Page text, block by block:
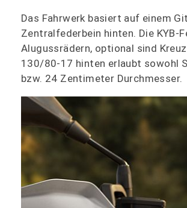
Das Fahrwerk basiert auf einem
Zentralfederbein hinten. Die
Alugussrädern, optional sind
130/80-17 hinten erlaubt sowohl
bzw. 24 Zentimeter Durchmesser.